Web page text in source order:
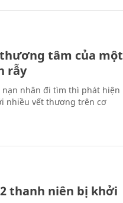
tâm của một
rẫy
nhân đi tìm thì phát hiện
nhiều vết thương trên cơ
thanh niên bị khởi